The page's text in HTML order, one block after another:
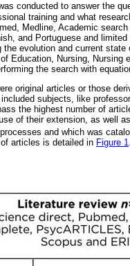
conducted to answer the
training and what
Medline, Academic
and Portuguese and
the evolution and current
Education, Nursing, Nursing
the search with
original articles or those
subjects, like
the highest number of
of their extension, as well
and which was
articles is detailed in Figure 1.